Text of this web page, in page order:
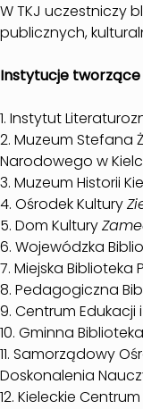
W TKJ uczestniczy
publicznych,
Instytucje
1. Instytut
2. Muzeum Stefana
Narodowego w
3. Muzeum Historii
4. Ośrodek Kultury
5. Dom Kultury
6. Wojewódzka
7. Miejska Biblioteka
8. Pedagogiczna
9. Centrum Edukacji
10. Gminna
11. Samorządowy
Doskonalenia
12. Kieleckie